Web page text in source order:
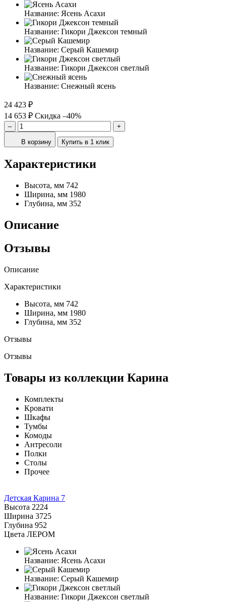
Название: Ясень Асахи
Название: Гикори Джексон темный
Название: Серый Кашемир
Название: Гикори Джексон светлый
Название: Снежный ясень
24 423 ₽
14 653 ₽ Скидка –40%
– +
В корзину Купить в 1 клик
Характеристики
Высота, мм 742
Ширина, мм 1980
Глубина, мм 352
Описание
Отзывы
Описание
Характеристики
Высота, мм 742
Ширина, мм 1980
Глубина, мм 352
Отзывы
Отзывы
Товары из коллекции Карина
Комплекты
Кровати
Шкафы
Тумбы
Комоды
Антресоли
Полки
Столы
Прочее
Детская Карина 7
Высота 2224
Ширина 3725
Глубина 952
Цвета ЛЕРОМ
Название: Ясень Асахи
Название: Серый Кашемир
Название: Гикори Джексон светлый